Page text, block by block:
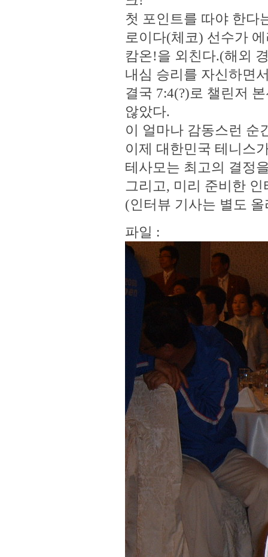
첫 포인트를 따야 한다
로이다(체코) 선수가
캄온!을 외친다.(해외
내심 승리를 자신하면
결국 7:4(?)로 챌린저
않았다.
이 얼마나 감동스런 순
이제 대한민국 테니스
테사모는 최고의 결정
그리고, 미리 준비한
(인터뷰 기사는 별도
파일 :